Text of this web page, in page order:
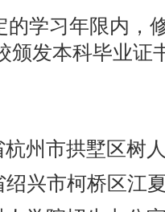
习年限内，
颁发本科毕业
州市拱墅区树
区江夏路